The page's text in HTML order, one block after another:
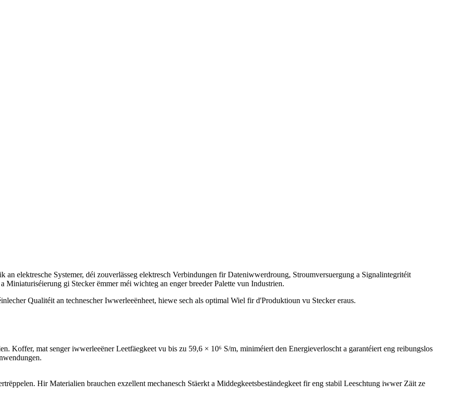
an elektresche Systemer, déi zouverlässeg elektresch Verbindungen fir Dateniwwerdroung, Stroumversuergung a Signalintegritéit
Miniaturiséierung gi Stecker ëmmer méi wichteg an enger breeder Palette vun Industrien.
Qualitéit an technescher Iwwerleeënheet, hiewe sech als optimal Wiel fir d'Produktioun vu Stecker eraus.
Koffer, mat senger iwwerleeëner Leetfäegkeet vu bis zu 59,6 × 10⁶ S/m, miniméiert den Energieverloscht a garantéiert eng reibungslos
Hir Materialien brauchen exzellent mechanesch Stäerkt a Middegkeetsbeständegkeet fir eng stabil Leeschtung iwwer Zäit ze